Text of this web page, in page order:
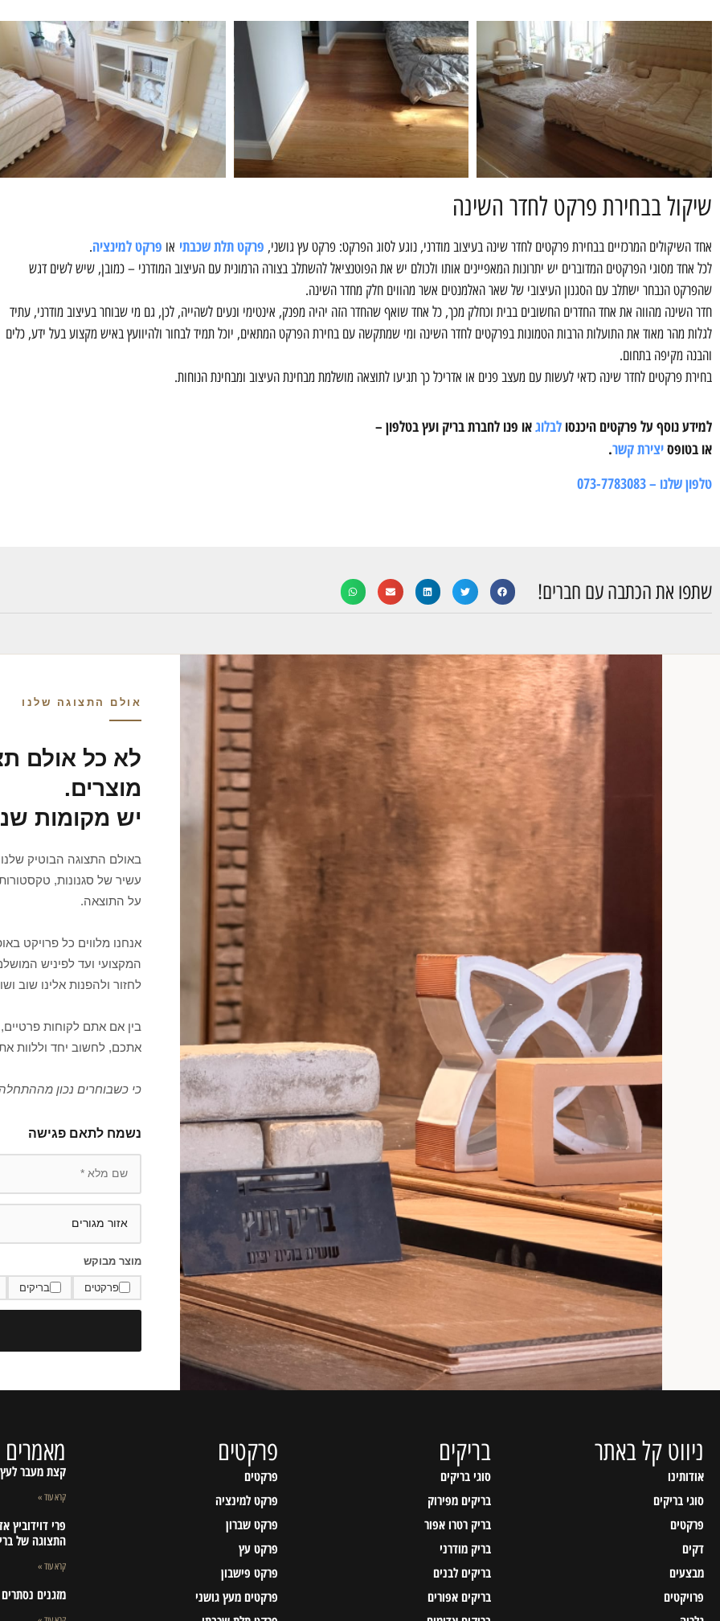
שיקול בבחירת פרקט לחדר השינה
אחד השיקולים המרכזיים בבחירת פרקטים לחדר שינה בעיצוב מודרני, נוגע לסוג הפרקט: פרקט עץ גושני, פרקט תלת שכבתי או פרקט למינציה.
לכל אחד מסוגי הפרקטים המדוברים יש יתרונות המאפיינים אותו ולכולם יש את הפוטנציאל להשתלב בצורה הרמונית עם העיצוב המודרני – כמובן, שיש לשים דגש
שהפרקט הנבחר ישתלב עם הסגנון העיצובי של שאר האלמנטים אשר מהווים חלק מחדר השינה.
חדר השינה מהווה את אחד החדרים החשובים בבית וכחלק מכך, כל אחד שואף שהחדר הזה יהיה מפנק, אינטימי ונעים לשהייה, לכן, גם מי שבוחר בעיצוב מודרני, עתיד
לגלות מהר מאוד את התועלות הרבות הטמונות בפרקטים לחדר השינה ומי שמתקשה עם בחירת הפרקט המתאים, יוכל תמיד לבחור ולהיוועץ באיש מקצוע בעל ידע, כלים
והבנה מקיפה בתחום.
בחירת פרקטים לחדר שינה כדאי לעשות עם מעצב פנים או אדריכל כך תגיעו לתוצאה מושלמת מבחינת העיצוב ומבחינת הנוחות.
למידע נוסף על פרקטים היכנסו לבלוגאו פנו לחברת בריק ועץ בטלפון –
או בטופסיצירת קשר.
טלפון שלנו – 073-7783083
שתפו את הכתבה עם חברים!
אולם התצוגה שלנו
לא כל אולם
מוצרים.
יש מקומות
באולם התצוגה הבוטיק
עשיר של סגנונות,
על התוצאה.
אנחנו מלווים כל פרויקט
המקצועי ועד לפיניש
לחזור ולהפנות אלינו שוב
בין אם אתם לקוחות
אתכם, לחשוב יחד וללוות
כי כשבוחרים נכון
נשמח לתאם פגישה
מוצר מבוקש
פרקטים בריקים
ניווט קל באתר
אודותינו
סוגי בריקים
פרקטים
דקים
מבצעים
פרויקטים
בריקים
סוגי בריקים
בריקים מפירוק
בריק רטרו אפור
בריק מודרני
בריקים לבנים
בריקים אפורים
פרקטים
פרקטים
פרקט למינציה
פרקט שברון
פרקט עץ
פרקט פישבון
פרקטים מעץ גושני
מאמרים
קצת מעבר
קרא עוד »
פרי דוידוביץ
התצוגה של
קרא עוד »
מזגנים